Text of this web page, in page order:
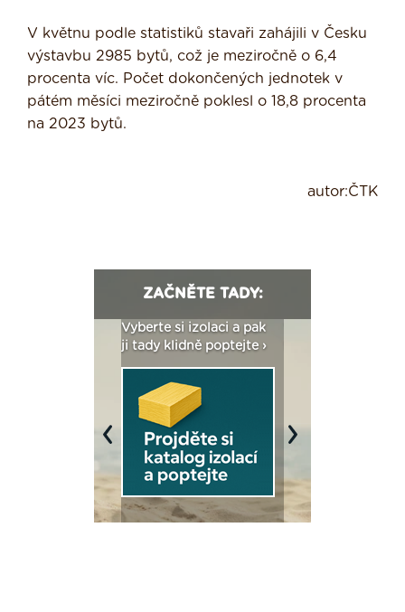
V květnu podle statistiků stavaři zahájili v Česku
výstavbu 2985 bytů, což je meziročně o 6,4
procenta víc. Počet dokončených jednotek v
pátém měsíci meziročně poklesl o 18,8 procenta
na 2023 bytů.
autor:ČTK
ZAČNĚTE TADY:
Vyberte si izolaci a pak
ji tady klidně poptejte ›
Previous Next